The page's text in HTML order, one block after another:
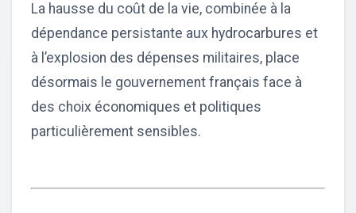
La hausse du coût de la vie, combinée à la
dépendance persistante aux hydrocarbures et
à l’explosion des dépenses militaires, place
désormais le gouvernement français face à
des choix économiques et politiques
particulièrement sensibles.